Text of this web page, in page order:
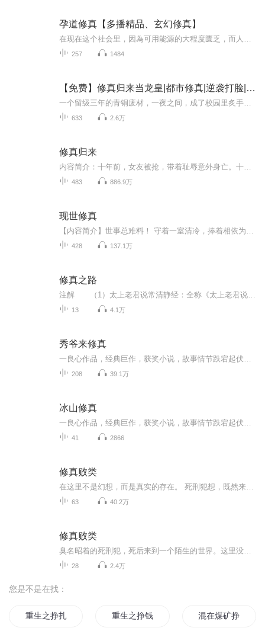
孕道修真【多播精品、玄幻修真】
257 1484
【免费】修真归来当龙皇|都市修真|逆袭打脸|AI多播
633 2.6万
修真归来
483 886.9万
现世修真
428 137.1万
修真之路
13 4.1万
秀爷来修真
208 39.1万
冰山修真
41 2866
修真败类
63 40.2万
修真败类
28 2.4万
您是不是在找：
重生之挣扎在末日 重生之挣钱给你花 混在煤矿挣大钱